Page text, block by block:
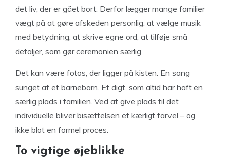
det liv, der er gået bort. Derfor lægger mange familier
vægt på at gøre afskeden personlig: at vælge musik
med betydning, at skrive egne ord, at tilføje små
detaljer, som gør ceremonien særlig.
Det kan være fotos, der ligger på kisten. En sang
sunget af et barnebarn. Et digt, som altid har haft en
særlig plads i familien. Ved at give plads til det
individuelle bliver bisættelsen et kærligt farvel – og
ikke blot en formel proces.
To vigtige øjeblikke